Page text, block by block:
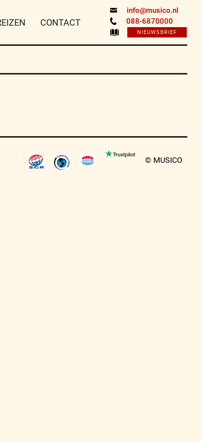
info@musico.nl
088-6870000
NIEUWSBRIEF
CONTACT
© MUSICO